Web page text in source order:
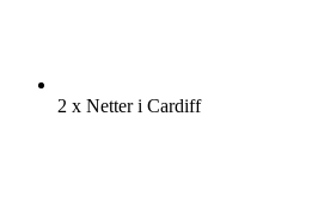
2 x Netter i Cardiff